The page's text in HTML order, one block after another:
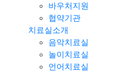
바우처지원
협약기관
치료실소개
음악치료실
놀이치료실
언어치료실